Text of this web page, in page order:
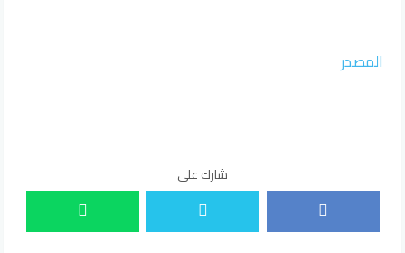
المصدر
شارك على